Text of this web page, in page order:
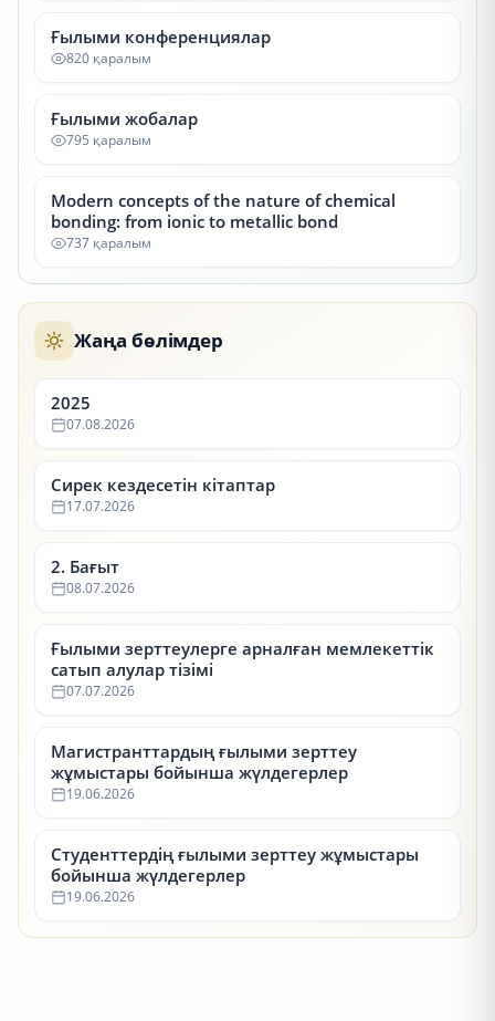
Ғылыми конференциялар
820 қаралым
Ғылыми жобалар
795 қаралым
Modern concepts of the nature of chemical
bonding: from ionic to metallic bond
737 қаралым
Жаңа бөлімдер
2025
07.08.2026
Сирек кездесетін кітаптар
17.07.2026
2. Бағыт
08.07.2026
Ғылыми зерттеулерге арналған мемлекеттік
сатып алулар тізімі
07.07.2026
Магистранттардың ғылыми зерттеу
жұмыстары бойынша жүлдегерлер
19.06.2026
Студенттердің ғылыми зерттеу жұмыстары
бойынша жүлдегерлер
19.06.2026